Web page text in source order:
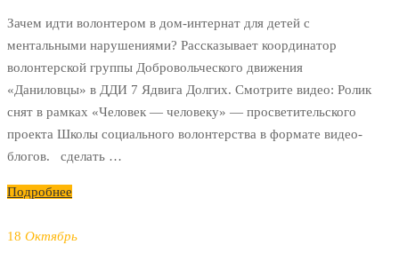
Зачем идти волонтером в дом-интернат для детей с
ментальными нарушениями? Рассказывает координатор
волонтерской группы Добровольческого движения
«Даниловцы» в ДДИ 7 Ядвига Долгих. Смотрите видео: Ролик
снят в рамках «Человек — человеку» — просветительского
проекта Школы социального волонтерства в формате видео-
блогов. сделать …
Подробнее
18 Октябрь